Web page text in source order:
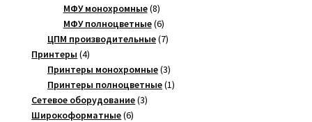
товаров
МФУ монохромные 88
товаров
МФУ полноцветные 66
товаров
ЦПМ производительные 77
Принтеры 44
товара
Принтеры монохромные 33
товара
Принтеры полноцветные 11
Сетевое оборудование 33
Широкоформатные 66